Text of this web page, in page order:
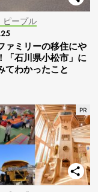
ピープル
ァミリーの移住にや
「石川県小松市」に
てわかったこと